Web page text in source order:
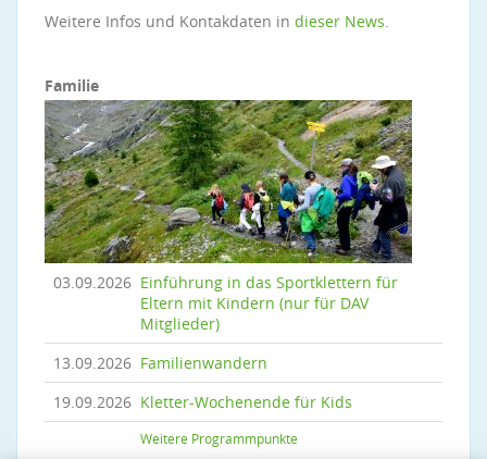
Weitere Infos und Kontakdaten in dieser News.
Familie
03.09.2026 Einführung in das Sportklettern für
Eltern mit Kindern (nur für DAV
Mitglieder)
13.09.2026 Familienwandern
19.09.2026 Kletter-Wochenende für Kids
Weitere Programmpunkte